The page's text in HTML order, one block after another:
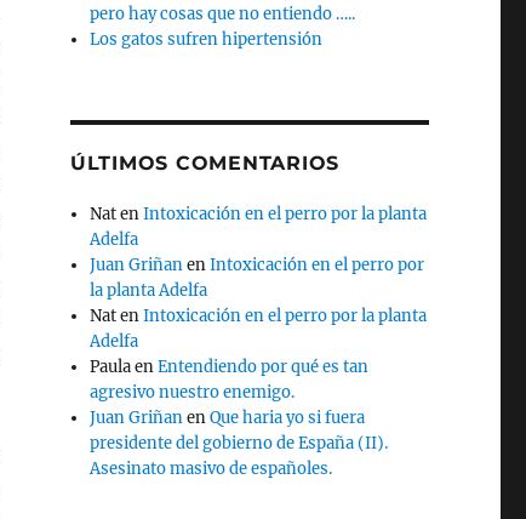
pero hay cosas que no entiendo …..
Los gatos sufren hipertensión
ÚLTIMOS COMENTARIOS
NatenIntoxicación en el perro por la planta
Adelfa
Juan GriñanenIntoxicación en el perro por
la planta Adelfa
NatenIntoxicación en el perro por la planta
Adelfa
PaulaenEntendiendo por qué es tan
agresivo nuestro enemigo.
Juan GriñanenQue haria yo si fuera
presidente del gobierno de España (II).
Asesinato masivo de españoles.